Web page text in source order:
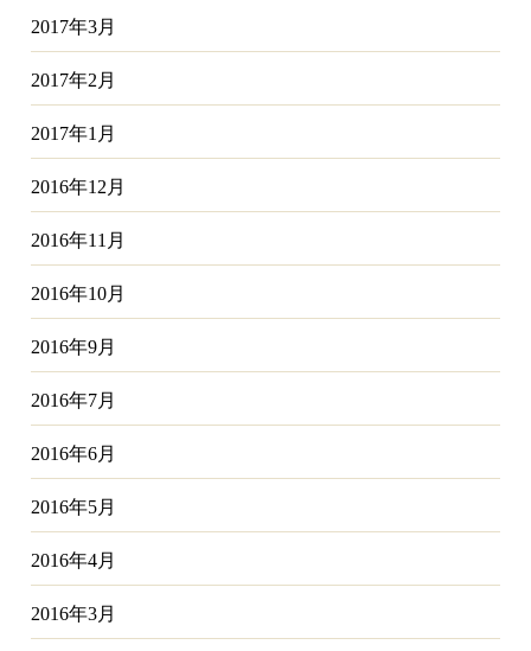
2017年3月
2017年2月
2017年1月
2016年12月
2016年11月
2016年10月
2016年9月
2016年7月
2016年6月
2016年5月
2016年4月
2016年3月